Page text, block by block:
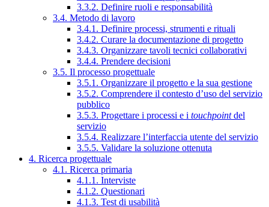
3.3.2. Definire ruoli e responsabilità
3.4. Metodo di lavoro
3.4.1. Definire processi, strumenti e rituali
3.4.2. Curare la documentazione di progetto
3.4.3. Organizzare tavoli tecnici collaborativi
3.4.4. Prendere decisioni
3.5. Il processo progettuale
3.5.1. Organizzare il progetto e la sua gestione
3.5.2. Comprendere il contesto d’uso del servizio
pubblico
3.5.3. Progettare i processi e i touchpointdel
servizio
3.5.4. Realizzare l’interfaccia utente del servizio
3.5.5. Validare la soluzione ottenuta
4. Ricerca progettuale
4.1. Ricerca primaria
4.1.1. Interviste
4.1.2. Questionari
4.1.3. Test di usabilità